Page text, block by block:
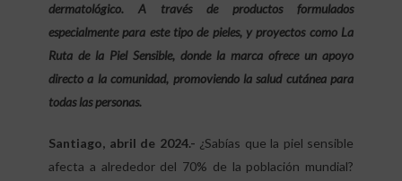
dermatológico. A través de productos formulados
especialmente para este tipo de pieles, y proyectos como La
Ruta de la Piel Sensible, donde la marca ofrece un apoyo
directo a la comunidad, promoviendo la salud cutánea para
todas las personas.
Santiago, abril de 2024.- ¿Sabías que la piel sensible
afecta a alrededor del 70% de la población mundial?